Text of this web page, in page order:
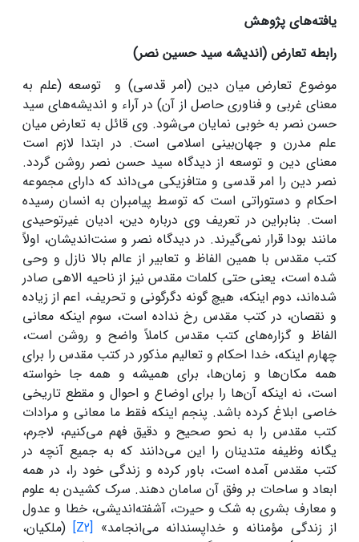
یافته‌های پژوهش
رابطه تعارض (اندیشه سید حسین نصر)
موضوع تعارض میان دین (امر قدسی) و توسعه (علم به
معنای غربی و فناوری حاصل از آن) در آراء و اندیشه‌های سید
حسن نصر به خوبی نمایان می‌شود. وی قائل به تعارض میان
علم مدرن و جهان‌بینی اسلامی است. در ابتدا لازم است
معنای دین و توسعه از دیدگاه سید حسن نصر روشن گردد.
نصر دین را امر قدسی و متافزیکی می‌داند که دارای مجموعه
احکام و دستوراتی است که توسط پیامبران به انسان رسیده
است. بنابراین در تعریف وی درباره دین، ادیان غیرتوحیدی
مانند بودا قرار نمی‌گیرند. در دیدگاه نصر و سنت‌اندیشان، اولاً
کتب مقدس با همین الفاظ و تعابیر از عالم بالا نازل و وحی
شده است، یعنی حتی کلمات مقدس نیز از ناحیه الاهی صادر
شده‌اند، دوم اینکه، هیچ گونه دگرگونی و تحریف، اعم از زیاده
و نقصان، در کتب مقدس رخ نداده است، سوم اینکه معانی
الفاظ و گزاره‌های کتب مقدس کاملاً واضح و روشن است،
چهارم اینکه، خدا احکام و تعالیم مذکور در کتب مقدس را برای
همه مکان‌ها و زمان‌ها، برای همیشه و همه جا خواسته
است، نه اینکه آن‌ها را برای اوضاع و احوال و مقطع تاریخی
خاصی ابلاغ کرده باشد. پنجم اینکه فقط ما معانی و مرادات
کتب مقدس را به نحو صحیح و دقیق فهم می‌کنیم، لاجرم،
یگانه وظیفه متدینان را این می‌دانند که به جمیع آنچه در
کتب مقدس آمده است، باور کرده و زندگی خود را، در همه
ابعاد و ساحات بر وفق آن سامان دهند. سرک کشیدن به علوم
و معارف بشری به شک و حیرت، آشفته‌اندیشی، خطا و عدول
از زندگی مؤمنانه و خداپسندانه می‌انجامد» [Z2]
(ملکیان،